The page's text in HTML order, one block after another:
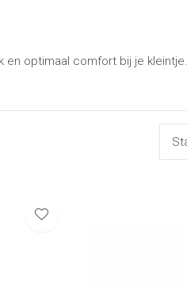
en optimaal comfort bij je kleintje.